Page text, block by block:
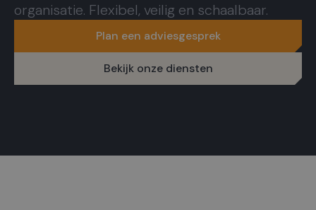
organisatie. Flexibel, veilig en schaalbaar.
Plan een adviesgesprek
Bekijk onze diensten